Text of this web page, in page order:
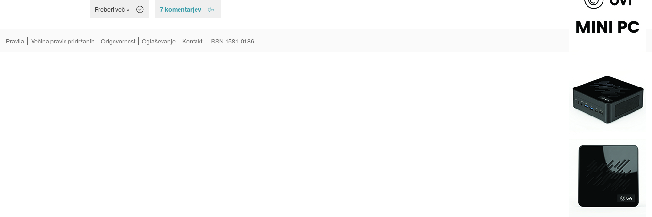
Preberi več » 7 komentarjev
Pravila Večina pravic pridržanih Odgovornost Oglaševanje Kontakt ISSN 1581-0186